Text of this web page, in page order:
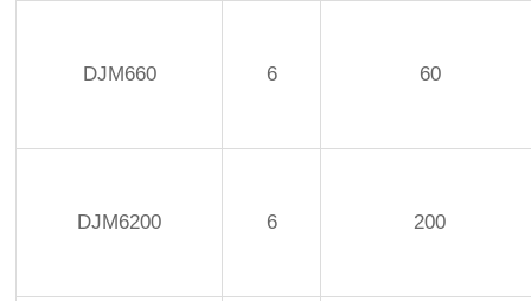
DJM660 6 60
DJM6200 6 200